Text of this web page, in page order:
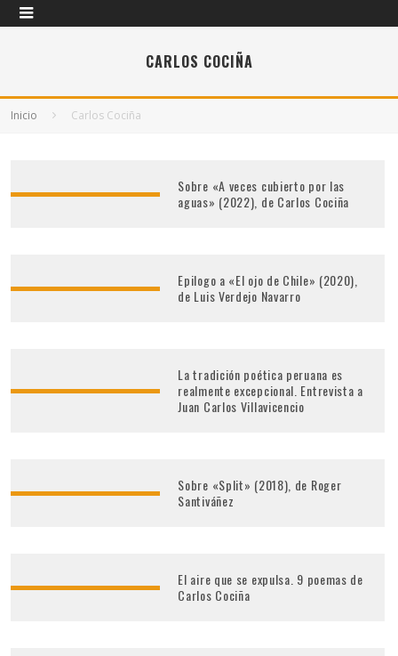
CARLOS COCIÑA
Inicio Carlos Cociña
Sobre «A veces cubierto por las
aguas» (2022), de Carlos Cociña
Epilogo a «El ojo de Chile» (2020),
de Luis Verdejo Navarro
La tradición poética peruana es
realmente excepcional. Entrevista a
Juan Carlos Villavicencio
Sobre «Split» (2018), de Roger
Santiváñez
El aire que se expulsa. 9 poemas de
Carlos Cociña